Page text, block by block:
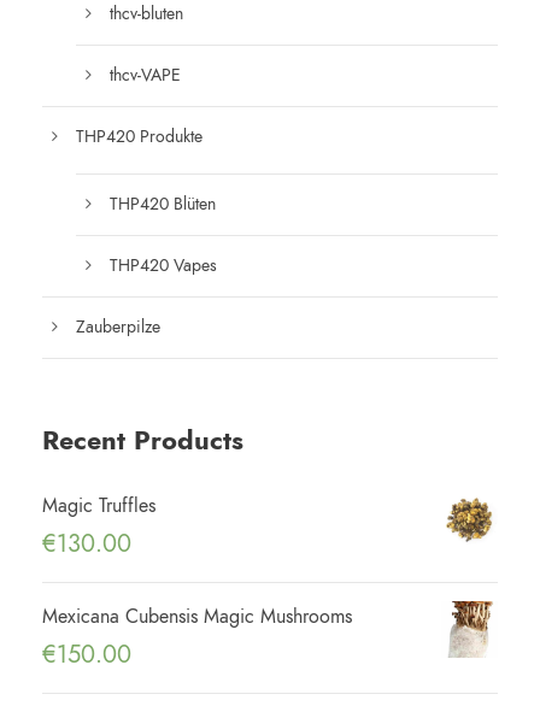
thcv-bluten
thcv-VAPE
THP420 Produkte
THP420 Blüten
THP420 Vapes
Zauberpilze
Recent Products
Magic Truffles
€130.00
Mexicana Cubensis Magic Mushrooms
€150.00